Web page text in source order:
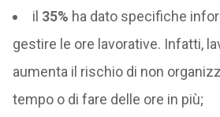
il 35% ha dato specifiche
gestire le ore lavorative. Infatti,
aumenta il rischio di non
tempo o di fare delle ore in più;